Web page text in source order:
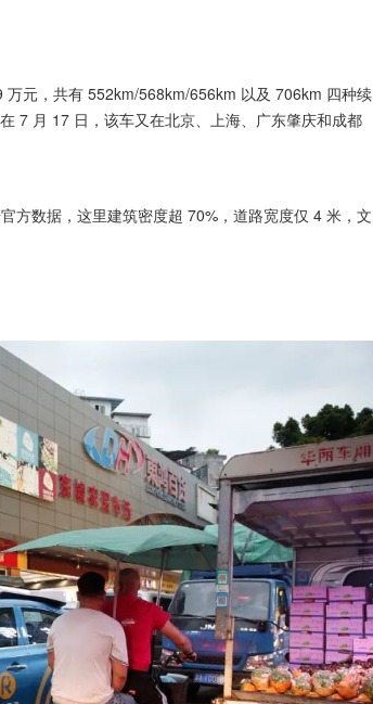
元，共有 552km/568km/656km 以及 706km 四种续
7 月 17 日，该车又在北京、上海、广东肇庆和成都
方数据，这里建筑密度超 70%，道路宽度仅 4 米，文